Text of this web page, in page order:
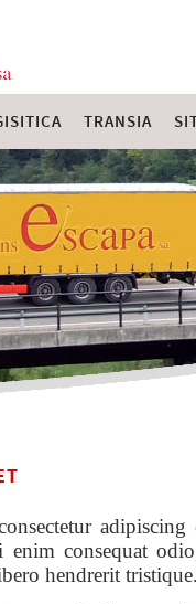
TRANSIA
adipiscing
consequat
hendrerit